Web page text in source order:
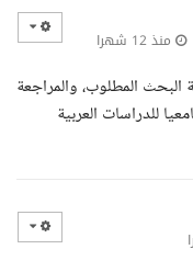
منذ 12 شهرا
المطلوب، والمراجعة
للدراسات العربية